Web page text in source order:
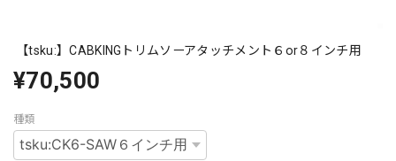
【tsku:】CABKINGトリムソーアタッチメント６or８インチ用
¥70,500
種類